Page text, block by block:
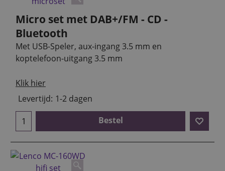
Micro set met DAB+/FM - CD -
Bluetooth
Met USB-Speler, aux-ingang 3.5 mm en
koptelefoon-uitgang 3.5 mm
Klik hier
Levertijd: 1-2 dagen
Bestel